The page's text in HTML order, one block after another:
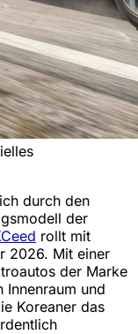
durch den
der
rollt mit
2026. Mit einer
der Marke
und
Koreaner das